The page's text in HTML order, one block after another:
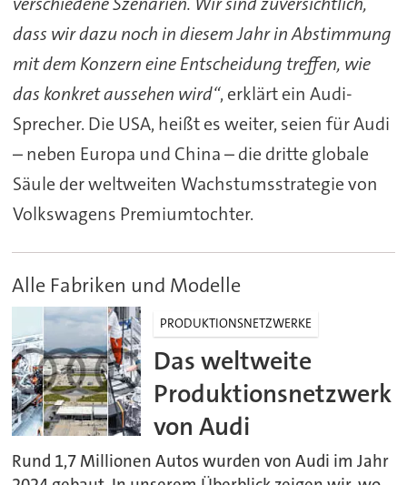
dass wir dazu noch in diesem Jahr in Abstimmung
mit dem Konzern eine Entscheidung treffen, wie
das konkret aussehen wird“, erklärt ein Audi-
Sprecher. Die USA, heißt es weiter, seien für Audi
– neben Europa und China – die dritte globale
Säule der weltweiten Wachstumsstrategie von
Volkswagens Premiumtochter.
Alle Fabriken und Modelle
PRODUKTIONSNETZWERKE
Das weltweite
Produktionsnetzwerk
von Audi
Rund 1,7 Millionen Autos wurden von Audi im Jahr